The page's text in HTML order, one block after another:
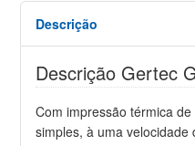
Descrição
Descrição Gertec
Com impressão térmica
simples, à uma